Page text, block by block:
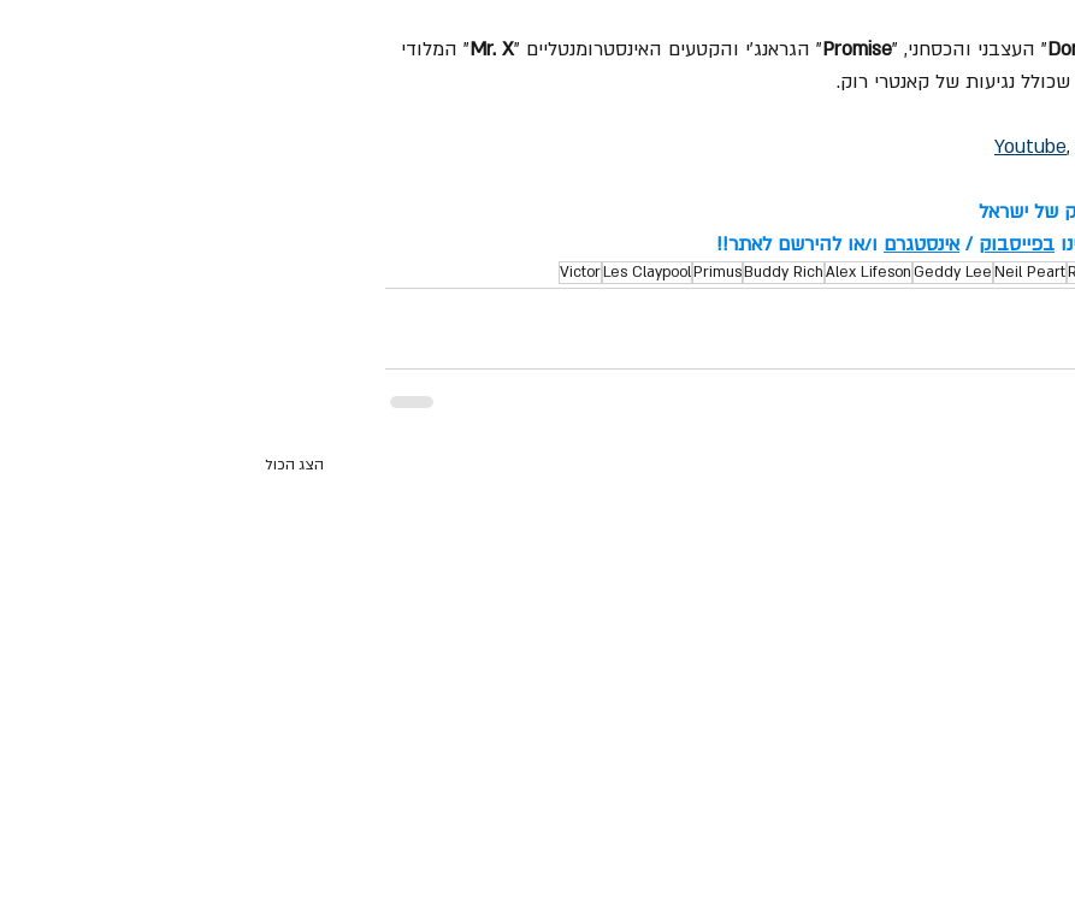
" העצבני והכסחני, "Promise" הגראנג'י והקטעים האינסטרומנטליים "Mr. X" המלודי
שכולל נגיעות של קאנטרי רוק.
Youtube,
של ישראל
בפייסבוק / אינסטגרם ו/או להירשם לאתר!!
Neil Peart
Geddy Lee
Alex Lifeson
Buddy Rich
Primus
Les Claypool
Victor
הצג הכול